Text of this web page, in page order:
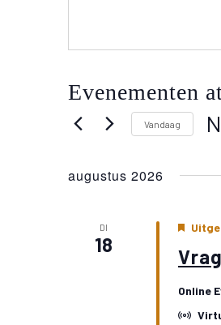
Evenementen
Vandaag
augustus 2026
DI
18
Online